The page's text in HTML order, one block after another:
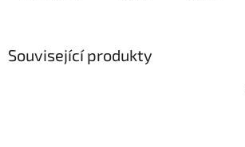
Související produkty